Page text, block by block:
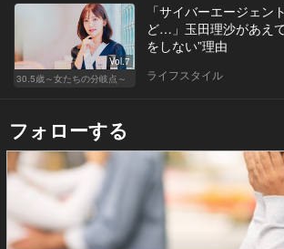
Vol.7
30.5歳～女たちの分岐点～
「サイバーエージェン
ど…」玉田理沙があえ
をしない”理由
ライフスタイル
フォローする